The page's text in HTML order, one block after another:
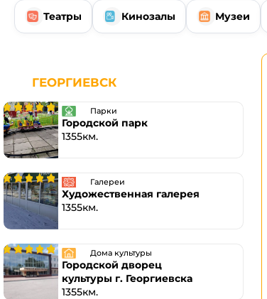
Театры Кинозалы Музеи
ГЕОРГИЕВСК
Парки
Городской парк
1355км.
Галереи
Художественная галерея
1355км.
Дома культуры
Городской дворец
культуры г. Георгиевска
1355км.